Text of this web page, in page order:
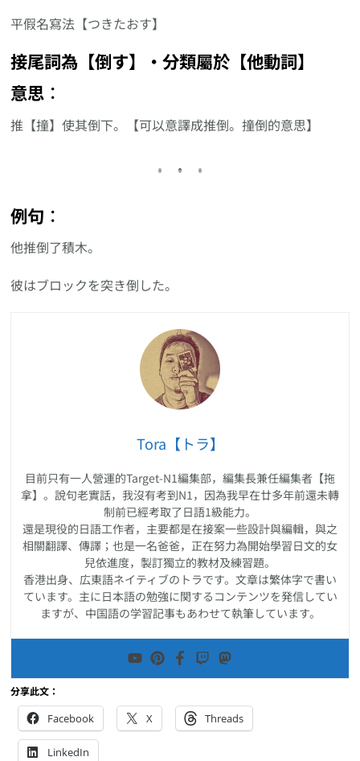
平假名寫法【つきたおす】
接尾詞為【倒す】‧分類屬於【他動詞】
意思︰
推【撞】使其倒下。【可以意譯成推倒。撞倒的意思】
例句︰
他推倒了積木。
彼はブロックを突き倒した。
Tora【トラ】
目前只有一人營運的Target-N1編集部，編集長兼任編集者【拖
拿】。說句老實話，我沒有考到N1，因為我早在廿多年前還未轉
制前已經考取了日語1級能力。
還是現役的日語工作者，主要都是在接案一些設計與編輯，與之
相關翻譯、傳譯；也是一名爸爸，正在努力為開始學習日文的女
兒依進度，製訂獨立的教材及練習題。
香港出身、広東語ネイティブのトラです。文章は繁体字で書い
ています。主に日本語の勉強に関するコンテンツを発信してい
ますが、中国語の学習記事もあわせて執筆しています。
分享此文：
Facebook X Threads
LinkedIn